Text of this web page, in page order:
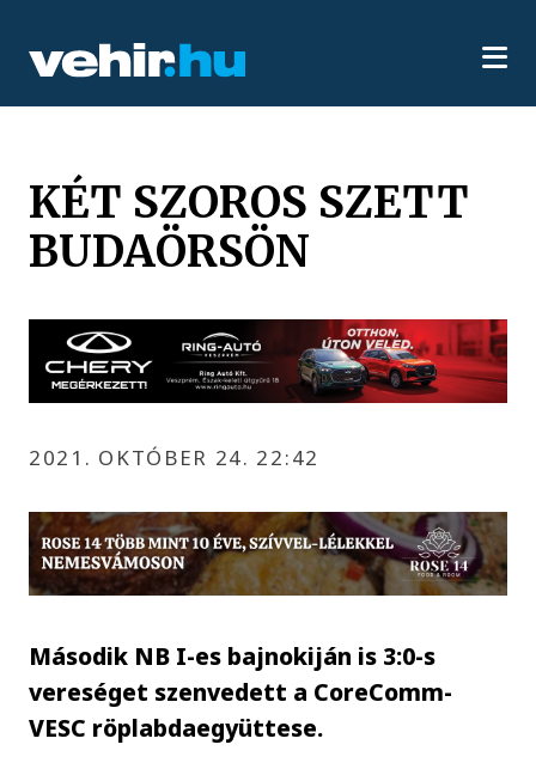
KÉT SZOROS SZETT
BUDAÖRSÖN
2021. OKTÓBER 24. 22:42
Második NB I-es bajnokiján is 3:0-s
vereséget szenvedett a CoreComm-
VESC röplabdaegyüttese.